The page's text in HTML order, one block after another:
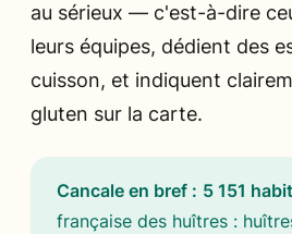
au sérieux — c'est-à-dire
leurs équipes, dédient des
cuisson, et indiquent
gluten sur la carte.
Cancale en bref : 5 151
française des huîtres :